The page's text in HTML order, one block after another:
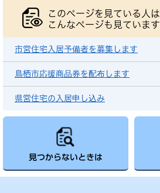
このページを見ている人は
こんなページも見ています
市営住宅入居予備者を募集します
鳥栖市応援商品券を配布します
県営住宅の入居申し込み
見つからないときは